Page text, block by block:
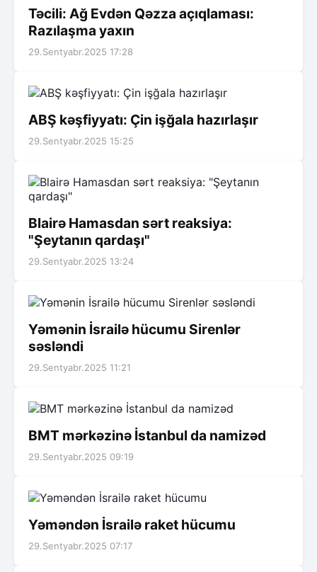
Təcili: Ağ Evdən Qəzza açıqlaması:
Razılaşma yaxın
29.Sentyabr.2025 17:28
ABŞ kəşfiyyatı: Çin işğala hazırlaşır
29.Sentyabr.2025 15:25
Blairə Hamasdan sərt reaksiya:
"Şeytanın qardaşı"
29.Sentyabr.2025 13:24
Yəmənin İsrailə hücumu Sirenlər
səsləndi
29.Sentyabr.2025 11:21
BMT mərkəzinə İstanbul da namizəd
29.Sentyabr.2025 09:19
Yəməndən İsrailə raket hücumu
29.Sentyabr.2025 07:17